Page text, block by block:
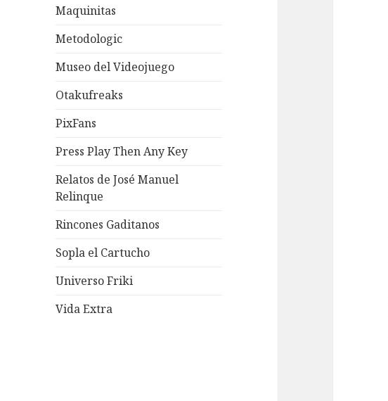
Maquinitas
Metodologic
Museo del Videojuego
Otakufreaks
PixFans
Press Play Then Any Key
Relatos de José Manuel
Relinque
Rincones Gaditanos
Sopla el Cartucho
Universo Friki
Vida Extra